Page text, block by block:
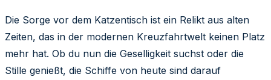
Die Sorge vor dem Katzentisch ist ein Relikt aus alten
Zeiten, das in der modernen Kreuzfahrtwelt keinen Platz
mehr hat. Ob du nun die Geselligkeit suchst oder die
Stille genießt, die Schiffe von heute sind darauf